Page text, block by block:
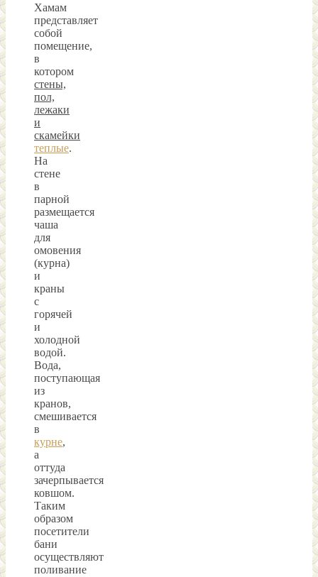
Хамам
представляет
собой
помещение,
в
котором
стены,
пол,
лежаки
и
скамейки
теплые.
На
стене
в
парной
размещается
чаша
для
омовения
(курна)
и
краны
с
горячей
и
холодной
водой.
Вода,
поступающая
из
кранов,
смешивается
в
курне,
а
оттуда
зачерпывается
ковшом.
Таким
образом
посетители
бани
осуществляют
поливание